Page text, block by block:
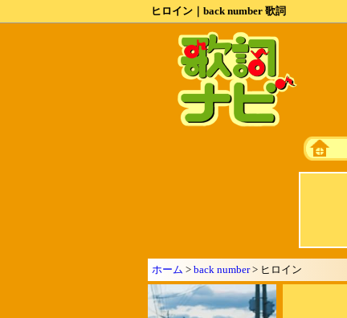
ヒロイン｜back number 歌詞
ホーム > back number> ヒロイン